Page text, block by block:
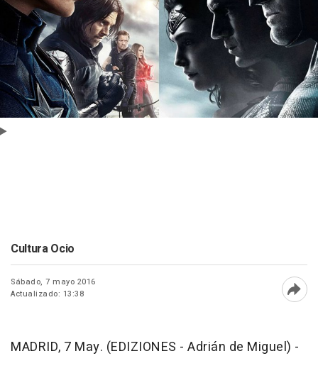
Cultura Ocio
Sábado, 7 mayo 2016
Actualizado: 13:38
MADRID, 7 May. (EDIZIONES - Adrián de Miguel) -